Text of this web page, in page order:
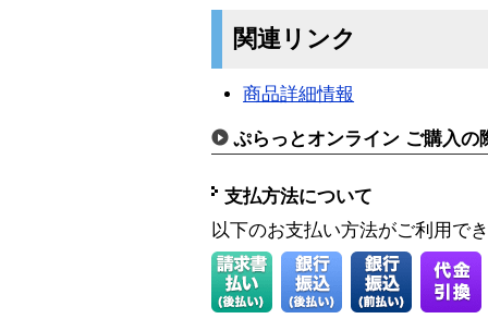
関連リンク
商品詳細情報
ぷらっとオンライン ご購入の
支払方法について
以下のお支払い方法がご利用で